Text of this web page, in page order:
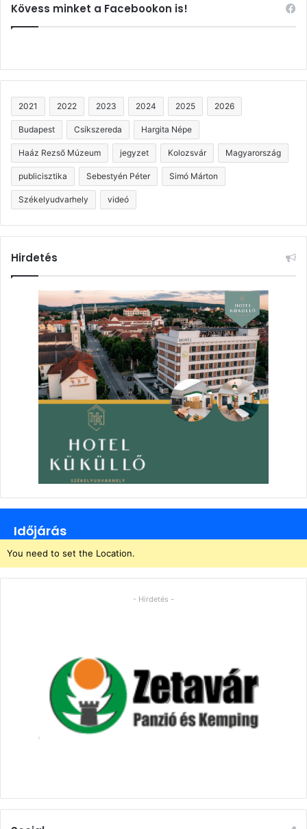
Kövess minket a Facebookon is!
2021 2022 2023 2024 2025 2026
Budapest Csíkszereda Hargita Népe
Haáz Rezső Múzeum jegyzet Kolozsvár Magyarország
publicisztika Sebestyén Péter Simó Márton
Székelyudvarhely videó
Hirdetés
Időjárás
You need to set the Location.
- Hirdetés -